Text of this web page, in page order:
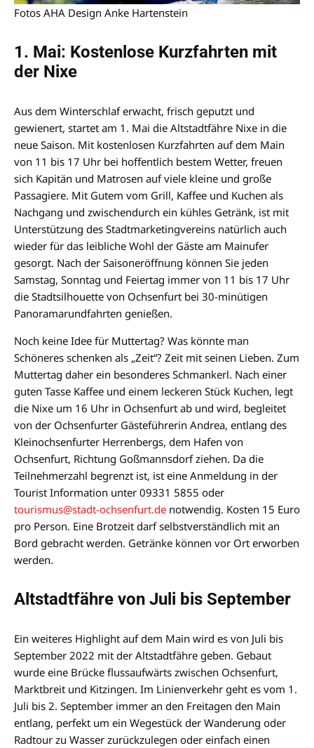
Fotos AHA Design Anke Hartenstein
1. Mai: Kostenlose Kurzfahrten mit
der Nixe
Aus dem Winterschlaf erwacht, frisch geputzt und
gewienert, startet am 1. Mai die Altstadtfähre Nixe in die
neue Saison. Mit kostenlosen Kurzfahrten auf dem Main
von 11 bis 17 Uhr bei hoffentlich bestem Wetter, freuen
sich Kapitän und Matrosen auf viele kleine und große
Passagiere. Mit Gutem vom Grill, Kaffee und Kuchen als
Nachgang und zwischendurch ein kühles Getränk, ist mit
Unterstützung des Stadtmarketingvereins natürlich auch
wieder für das leibliche Wohl der Gäste am Mainufer
gesorgt. Nach der Saisoneröffnung können Sie jeden
Samstag, Sonntag und Feiertag immer von 11 bis 17 Uhr
die Stadtsilhouette von Ochsenfurt bei 30-minütigen
Panoramarundfahrten genießen.
Noch keine Idee für Muttertag? Was könnte man
Schöneres schenken als „Zeit“? Zeit mit seinen Lieben. Zum
Muttertag daher ein besonderes Schmankerl. Nach einer
guten Tasse Kaffee und einem leckeren Stück Kuchen, legt
die Nixe um 16 Uhr in Ochsenfurt ab und wird, begleitet
von der Ochsenfurter Gästeführerin Andrea, entlang des
Kleinochsenfurter Herrenbergs, dem Hafen von
Ochsenfurt, Richtung Goßmannsdorf ziehen. Da die
Teilnehmerzahl begrenzt ist, ist eine Anmeldung in der
Tourist Information unter 09331 5855 oder
tourismus@stadt-ochsenfurt.de notwendig. Kosten 15 Euro
pro Person. Eine Brotzeit darf selbstverständlich mit an
Bord gebracht werden. Getränke können vor Ort erworben
werden.
Altstadtfähre von Juli bis September
Ein weiteres Highlight auf dem Main wird es von Juli bis
September 2022 mit der Altstadtfähre geben. Gebaut
wurde eine Brücke flussaufwärts zwischen Ochsenfurt,
Marktbreit und Kitzingen. Im Linienverkehr geht es vom 1.
Juli bis 2. September immer an den Freitagen den Main
entlang, perfekt um ein Wegestück der Wanderung oder
Radtour zu Wasser zurückzulegen oder einfach einen